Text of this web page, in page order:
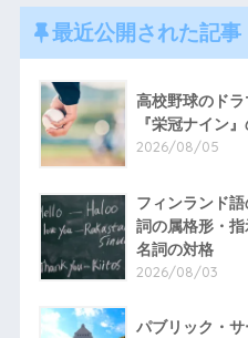
最近公開された記事
高校野球のド
『栄冠ナイン
2026/08/05
フィンランド
詞の属格形・
名詞の対格
2026/08/03
パブリック・